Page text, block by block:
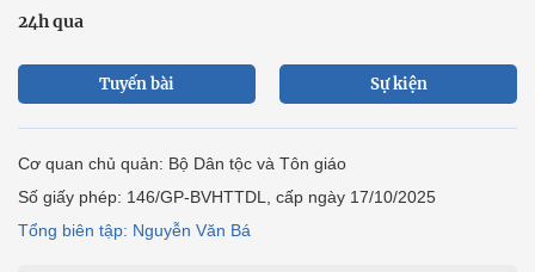
24h qua
Tuyến bài Sự kiện
Cơ quan chủ quản: Bộ Dân tộc và Tôn giáo
Số giấy phép: 146/GP-BVHTTDL, cấp ngày 17/10/2025
Tổng biên tập: Nguyễn Văn Bá